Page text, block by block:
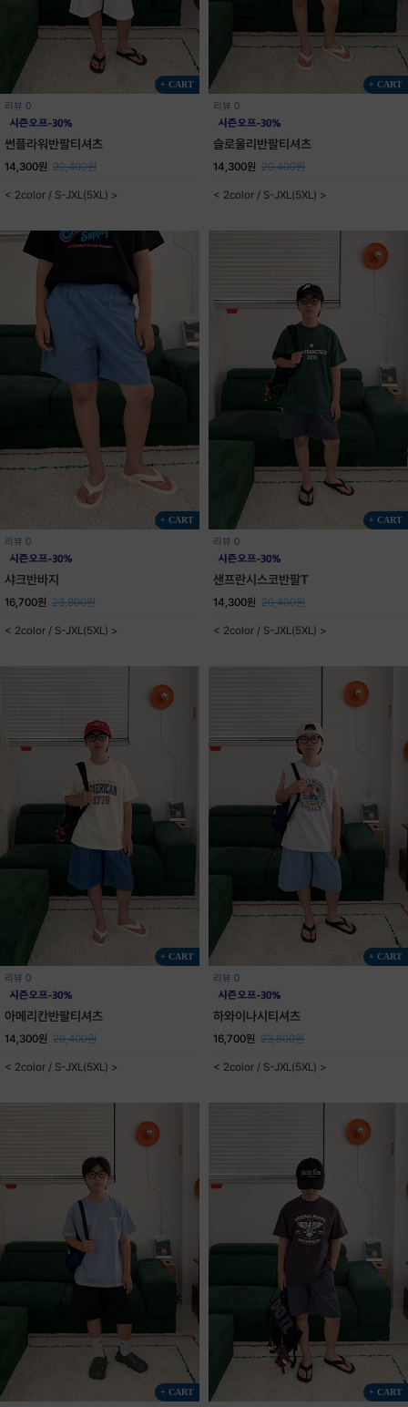
+ CART
리뷰 0
썬플라워반팔티셔츠
14,300원 20,400원
< 2color / S-JXL(5XL) >
+ CART
리뷰 0
슬로울리반팔티셔츠
14,300원 20,400원
< 2color / S-JXL(5XL) >
+ CART
리뷰 0
샤크반바지
16,700원 23,800원
< 2color / S-JXL(5XL) >
+ CART
리뷰 0
샌프란시스코반팔T
14,300원 20,400원
< 2color / S-JXL(5XL) >
+ CART
리뷰 0
아메리칸반팔티셔츠
14,300원 20,400원
< 2color / S-JXL(5XL) >
+ CART
리뷰 0
하와이나시티셔츠
16,700원 23,800원
< 2color / S-JXL(5XL) >
+ CART + CART